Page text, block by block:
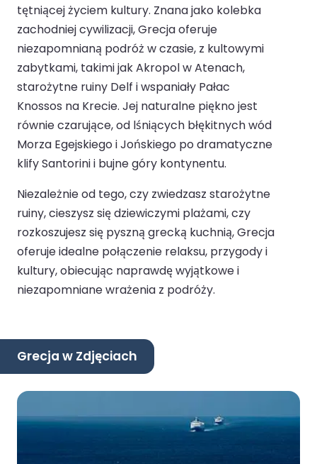
tętniącej życiem kultury. Znana jako kolebka
zachodniej cywilizacji, Grecja oferuje
niezapomnianą podróż w czasie, z kultowymi
zabytkami, takimi jak Akropol w Atenach,
starożytne ruiny Delf i wspaniały Pałac
Knossos na Krecie. Jej naturalne piękno jest
równie czarujące, od lśniących błękitnych wód
Morza Egejskiego i Jońskiego po dramatyczne
klify Santorini i bujne góry kontynentu.
Niezależnie od tego, czy zwiedzasz starożytne
ruiny, cieszysz się dziewiczymi plażami, czy
rozkoszujesz się pyszną grecką kuchnią, Grecja
oferuje idealne połączenie relaksu, przygody i
kultury, obiecując naprawdę wyjątkowe i
niezapomniane wrażenia z podróży.
Grecja w Zdjęciach